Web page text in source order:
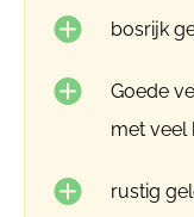
bosrijk
Goede
met veel
rustig